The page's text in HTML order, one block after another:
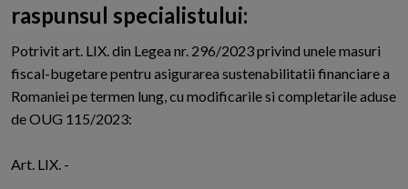
raspunsul specialistului:
Potrivit art. LIX. din Legea nr. 296/2023 privind unele masuri
fiscal-bugetare pentru asigurarea sustenabilitatii financiare a
Romaniei pe termen lung, cu modificarile si completarile aduse
de OUG 115/2023:
Art. LIX. -